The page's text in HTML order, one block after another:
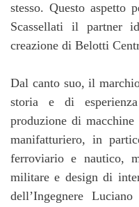
stesso. Questo aspetto
Scassellati il partner
creazione di Belotti
Dal canto suo, il
storia e di
produzione di
manifatturiero, in
ferroviario e nautico,
militare e design di
dell’Ingegnere